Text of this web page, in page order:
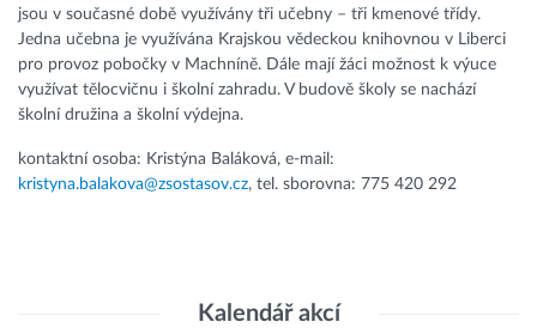
jsou v současné době využívány tři učebny – tři kmenové třídy.
Jedna učebna je využívána Krajskou vědeckou knihovnou v Liberci
pro provoz pobočky v Machníně. Dále mají žáci možnost k výuce
využívat tělocvičnu i školní zahradu. V budově školy se nachází
školní družina a školní výdejna.
kontaktní osoba: Kristýna Baláková, e-mail:
kristyna.balakova@zsostasov.cz, tel. sborovna: 775 420 292
Kalendář akcí